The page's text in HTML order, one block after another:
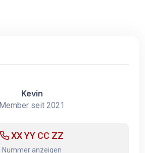
Kevin
Member seit 2021
XX YY CC ZZ
Nummer anzeigen